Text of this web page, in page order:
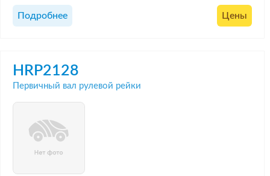
Подробнее Цены
HRP2128
Первичный вал рулевой рейки